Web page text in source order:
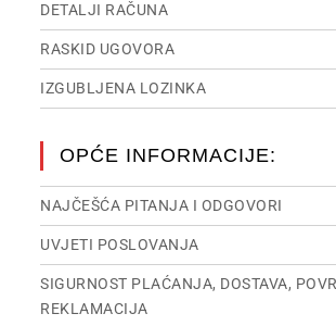
DETALJI RAČUNA
RASKID UGOVORA
IZGUBLJENA LOZINKA
OPĆE INFORMACIJE:
NAJČEŠĆA PITANJA I ODGOVORI
UVJETI POSLOVANJA
SIGURNOST PLAĆANJA, DOSTAVA,
REKLAMACIJA